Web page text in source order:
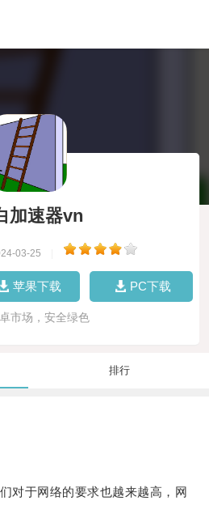
加速器vn
03-25
苹果下载 PC下载
市场，安全绿色
排行
于网络的要求也越来越高，网